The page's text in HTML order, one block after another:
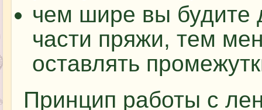
чем шире вы будите
части пряжи, тем
оставлять
Принцип работы с